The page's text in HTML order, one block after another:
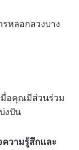
หลอกลวงบาง
มื่อคุณมีส่วนร่วม
งปัน
ความรู้สึกและ